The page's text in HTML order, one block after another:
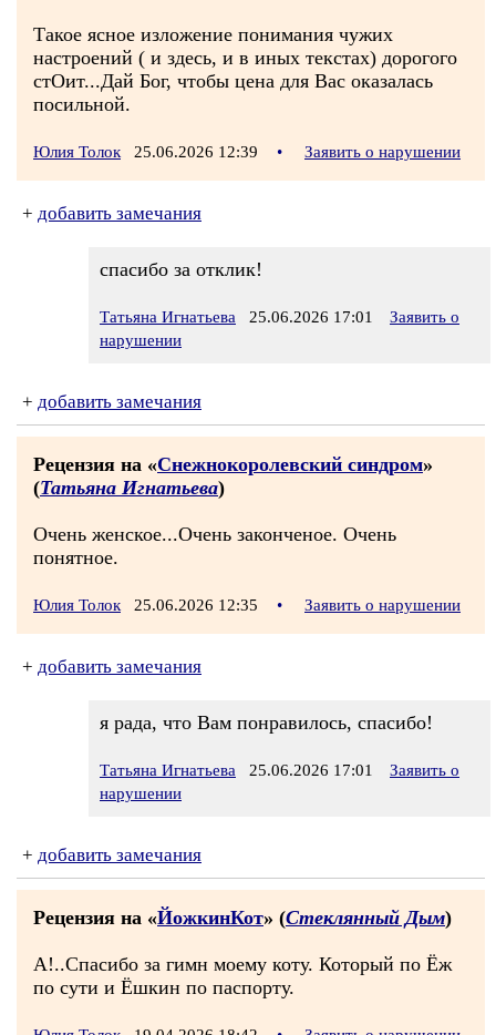
Такое ясное изложение понимания чужих
настроений ( и здесь, и в иных текстах) дорогого
стОит...Дай Бог, чтобы цена для Вас оказалась
посильной.
Юлия Толок 25.06.2026 12:39 • Заявить о нарушении
+ добавить замечания
спасибо за отклик!
Татьяна Игнатьева 25.06.2026 17:01
Заявить о
нарушении
+ добавить замечания
Рецензия на «Снежнокоролевский синдром»
(Татьяна Игнатьева)
Очень женское...Очень законченое. Очень
понятное.
Юлия Толок 25.06.2026 12:35 • Заявить о нарушении
+ добавить замечания
я рада, что Вам понравилось, спасибо!
Татьяна Игнатьева 25.06.2026 17:01
Заявить о
нарушении
+ добавить замечания
Рецензия на «ЙожкинКот» (Стеклянный Дым)
А!..Спасибо за гимн моему коту. Который по Ёж
по сути и Ёшкин по паспорту.